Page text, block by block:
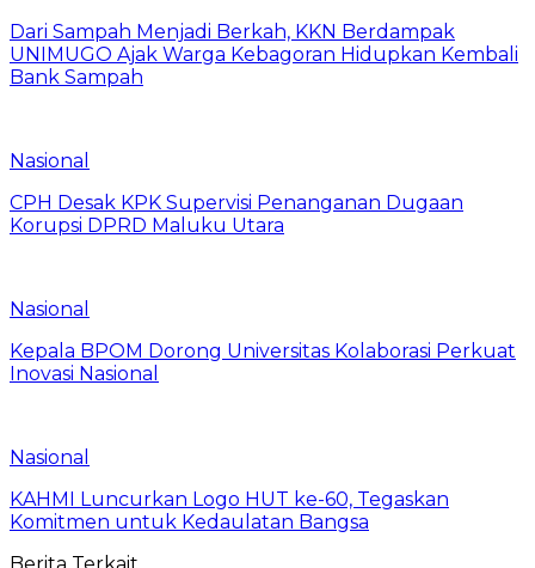
Dari Sampah Menjadi Berkah, KKN Berdampak
UNIMUGO Ajak Warga Kebagoran Hidupkan Kembali
Bank Sampah
Nasional
CPH Desak KPK Supervisi Penanganan Dugaan
Korupsi DPRD Maluku Utara
Nasional
Kepala BPOM Dorong Universitas Kolaborasi Perkuat
Inovasi Nasional
Nasional
KAHMI Luncurkan Logo HUT ke-60, Tegaskan
Komitmen untuk Kedaulatan Bangsa